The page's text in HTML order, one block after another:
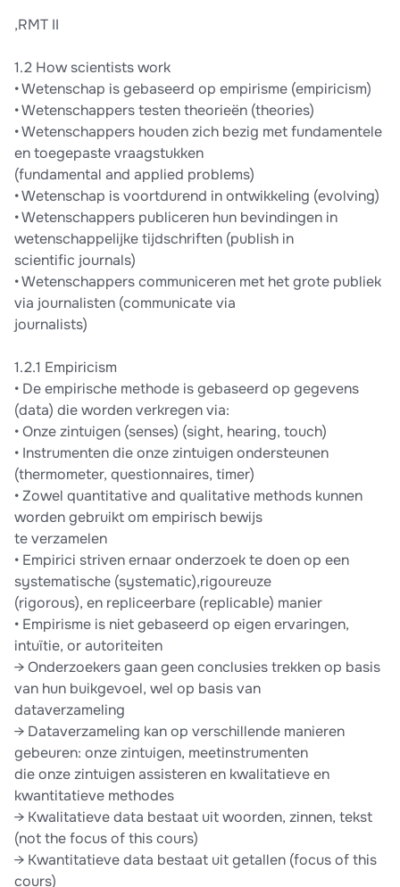
,RMT II
1.2 How scientists work
• Wetenschap is gebaseerd op empirisme (empiricism)
• Wetenschappers testen theorieën (theories)
• Wetenschappers houden zich bezig met fundamentele
en toegepaste vraagstukken
(fundamental and applied problems)
• Wetenschap is voortdurend in ontwikkeling (evolving)
• Wetenschappers publiceren hun bevindingen in
wetenschappelijke tijdschriften (publish in
scientific journals)
• Wetenschappers communiceren met het grote publiek
via journalisten (communicate via
journalists)
1.2.1 Empiricism
• De empirische methode is gebaseerd op gegevens
(data) die worden verkregen via:
• Onze zintuigen (senses) (sight, hearing, touch)
• Instrumenten die onze zintuigen ondersteunen
(thermometer, questionnaires, timer)
• Zowel quantitative and qualitative methods kunnen
worden gebruikt om empirisch bewijs
te verzamelen
• Empirici striven ernaar onderzoek te doen op een
systematische (systematic),rigoureuze
(rigorous), en repliceerbare (replicable) manier
• Empirisme is niet gebaseerd op eigen ervaringen,
intuïtie, or autoriteiten
→ Onderzoekers gaan geen conclusies trekken op basis
van hun buikgevoel, wel op basis van
dataverzameling
→ Dataverzameling kan op verschillende manieren
gebeuren: onze zintuigen, meetinstrumenten
die onze zintuigen assisteren en kwalitatieve en
kwantitatieve methodes
→ Kwalitatieve data bestaat uit woorden, zinnen, tekst
(not the focus of this cours)
→ Kwantitatieve data bestaat uit getallen (focus of this
cours)